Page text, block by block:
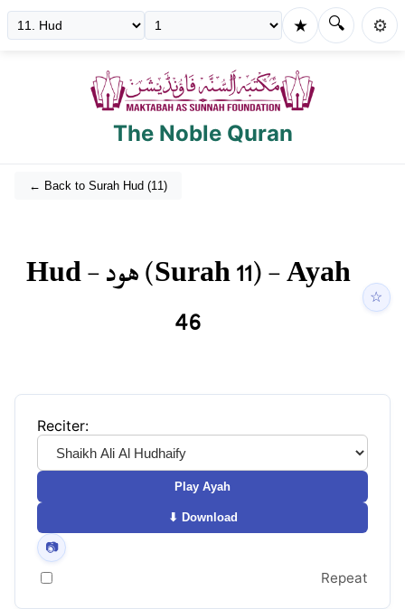
★ 🔍 ⚙️
The Noble Quran
← Back to Surah Hud (11)
Hud-هود(Surah11) - Ayah
46
☆
Reciter:
Play Ayah
⬇ Download
📷
Repeat